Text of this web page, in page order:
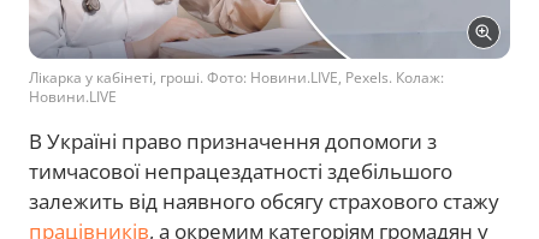
Лікарка у кабінеті, гроші. Фото: Новини.LIVE, Pexels. Колаж:
Новини.LIVE
В Україні право призначення допомоги з
тимчасової непрацездатності здебільшого
залежить від наявного обсягу страхового стажу
працівників, а окремим категоріям громадян у